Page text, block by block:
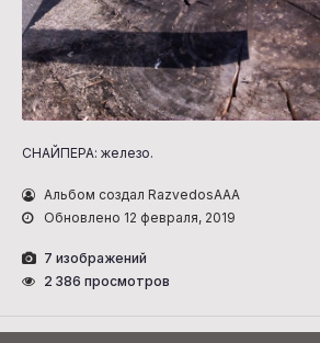
СНАЙПЕРА: железо.
Альбом создал RazvedosAAA
Обновлено 12 февраля, 2019
7 изображений
2 386 просмотров